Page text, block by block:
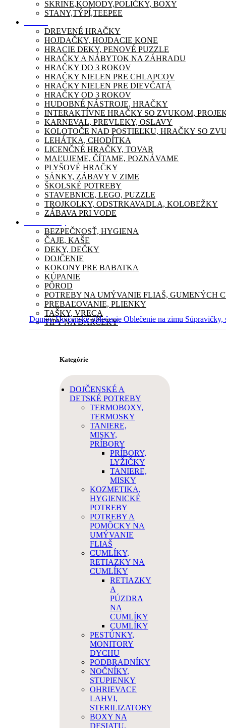
SKRINE,KOMODY,POLIČKY, BOXY
STANY,TÝPÍ,TEEPEE
DREVENÉ HRAČKY
HOJDAČKY, HOJDACIE KONE
HRACIE DEKY, PENOVÉ PUZZLE
HRAČKY A NÁBYTOK NA ZÁHRADU
HRAČKY DO 3 ROKOV
HRAČKY NIELEN PRE CHLAPCOV
HRAČKY NIELEN PRE DIEVČATÁ
HRAČKY OD 3 ROKOV
HUDOBNÉ NÁSTROJE, HRAČKY
INTERAKTÍVNE HRAČKY SO ZVUKOM,
KARNEVAL, PREVLEKY, OSLAVY
KOLOTOČE NAD POSTIEĽKU, HRAČKY SO
LEHÁTKA, CHODÍTKA
LICENČNÉ HRAČKY, TOVAR
MAĽUJEME, ČÍTAME, POZNÁVAME
PLYŠOVÉ HRAČKY
SÁNKY, ZÁBAVY V ZIME
ŠKOLSKÉ POTREBY
STAVEBNICE, LEGO, PUZZLE
TROJKOLKY, ODSTRKAVADLA, KOLOBEŽKY
ZÁBAVA PRI VODE
BEZPEČNOSŤ, HYGIENA
ČAJE, KAŠE
DEKY, DEČKY
DOJČENIE
KOKONY PRE BABATKA
KÚPANIE
PÔROD
POTREBY NA UMÝVANIE FLIAŠ, GUMENÝCH
PREBAĽOVANIE, PLIENKY
TAŠKY, VRECA
TIPY NA DARČEKY
DomovDojčenské oblečenie Oblečenie na zimu Súpravičky,
Kategórie
DOJČENSKÉ A
DETSKÉ POTREBY
TERMOBOXY,
TERMOSKY
TANIERE,
MISKY,
PRÍBORY
PRÍBORY,
LYŽIČKY
TANIERE,
MISKY
KOZMETIKA,
HYGIENICKÉ
POTREBY
POTREBY A
POMÔCKY NA
UMÝVANIE
FLIAŠ
CUMLÍKY,
RETIAZKY NA
CUMLÍKY
RETIAZKY
A
PÚZDRA
NA
CUMLÍKY
CUMLÍKY
PESTÚNKY,
MONITORY
DYCHU
PODBRADNÍKY
NOČNÍKY,
STUPIENKY
OHRIEVACE
LAHVI,
STERILIZATORY
BOXY NA
DESIATU,